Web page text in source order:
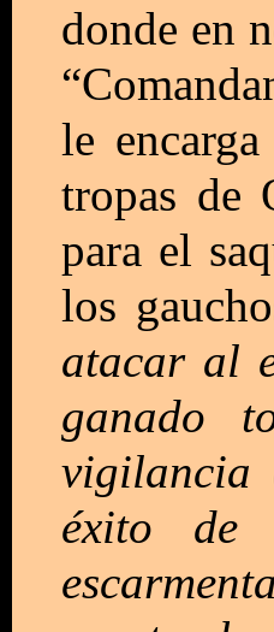
donde en
le
tropas de
para el
los
atacar al
ganado
vigilancia
éxito de